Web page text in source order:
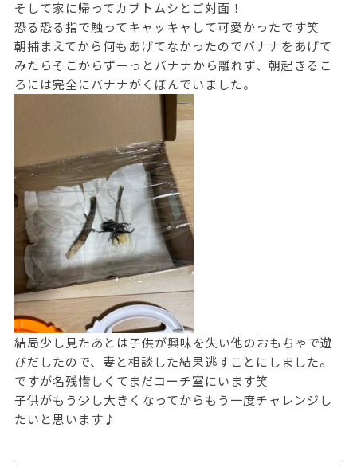
そして家に帰ってカブトムシとご対面！
恐る恐る指で触ってキャッキャして可愛かったです笑
朝捕まえてから何もあげてなかったのでバナナをあげて
みたらそこからずーっとバナナから離れず、朝起きるこ
ろには完全にバナナがくぼんでいました。
結局少し見たあとは子供が興味を失い他のおもちゃで遊
びだしたので、妻と相談した結果逃すことにしました。
ですが名残惜しくてまだコーチ室にいます笑
子供がもう少し大きくなってからもう一度チャレンジし
たいと思います♪